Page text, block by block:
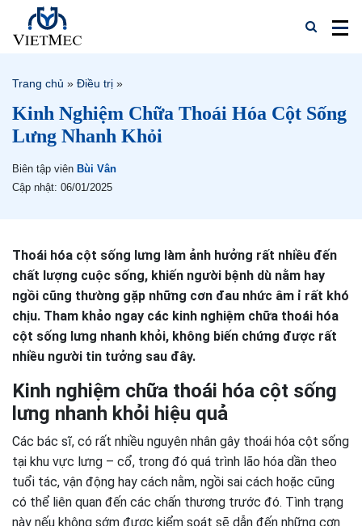
Trang chủ » Điều trị »
Kinh Nghiệm Chữa Thoái Hóa Cột Sống
Lưng Nhanh Khỏi
Biên tập viên Bùi Vân
Cập nhật: 06/01/2025
Thoái hóa cột sống lưng làm ảnh hưởng rất nhiều đến
chất lượng cuộc sống, khiến người bệnh dù nằm hay
ngồi cũng thường gặp những cơn đau nhức âm ỉ rất khó
chịu. Tham khảo ngay các kinh nghiệm chữa thoái hóa
cột sống lưng nhanh khỏi, không biến chứng được rất
nhiều người tin tưởng sau đây.
Kinh nghiệm chữa thoái hóa cột sống
lưng nhanh khỏi hiệu quả
Các bác sĩ, có rất nhiều nguyên nhân gây thoái hóa cột sống
tại khu vực lưng – cổ, trong đó quá trình lão hóa dần theo
tuổi tác, vận động hay cách nằm, ngồi sai cách hoặc cũng
có thể liên quan đến các chấn thương trước đó. Tình trạng
này nếu không sớm được kiểm soát sẽ dẫn đến những cơn